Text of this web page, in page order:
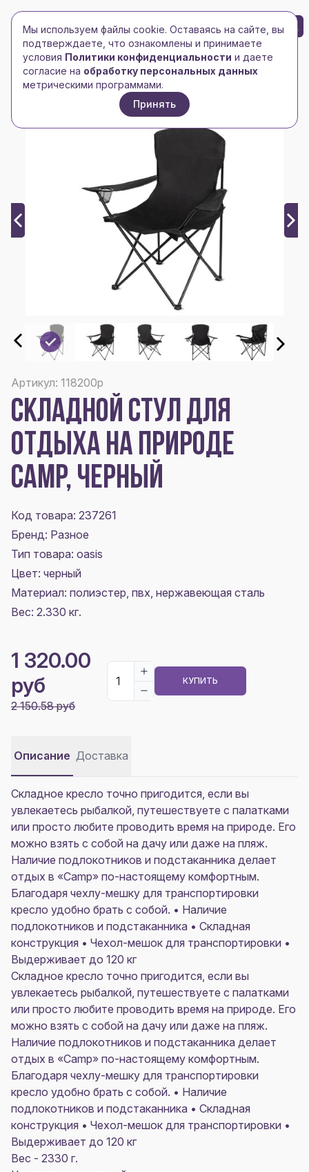
Toggle navigation
Toggle navigation
БРЕНД-ЛОГО 0
Главная/oasis/
Складной стул для отдыха на природе Camp, черный
Артикул: 118200p
СКЛАДНОЙ СТУЛ ДЛЯ
ОТДЫХА НА ПРИРОДЕ
CAMP, ЧЕРНЫЙ
Код товара: 237261
Бренд: Разное
Тип товара: oasis
Цвет: черный
Материал: полиэстер, пвх, нержавеющая сталь
Вес: 2.330 кг.
1 320.00
руб
2 150.58 руб
КУПИТЬ
Описание Доставка
Складное кресло точно пригодится, если вы
увлекаетесь рыбалкой, путешествуете с палатками
или просто любите проводить время на природе. Его
можно взять с собой на дачу или даже на пляж.
Наличие подлокотников и подстаканника делает
отдых в «Camp» по-настоящему комфортным.
Благодаря чехлу-мешку для транспортировки
кресло удобно брать с собой. • Наличие
подлокотников и подстаканника • Складная
конструкция • Чехол-мешок для транспортировки •
Выдерживает до 120 кг
Складное кресло точно пригодится, если вы
увлекаетесь рыбалкой, путешествуете с палатками
или просто любите проводить время на природе. Его
можно взять с собой на дачу или даже на пляж.
Наличие подлокотников и подстаканника делает
отдых в «Camp» по-настоящему комфортным.
Благодаря чехлу-мешку для транспортировки
кресло удобно брать с собой. • Наличие
подлокотников и подстаканника • Складная
конструкция • Чехол-мешок для транспортировки •
Выдерживает до 120 кг
Вес - 2330 г.
Мы используем файлы cookie. Оставаясь на сайте, вы
подтверждаете, что ознакомлены и принимаете
условия Политики конфиденциальности и даете
согласие на обработку персональных данных
метрическими программами.
Принять